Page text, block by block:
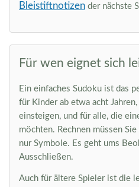
Bleistiftnotizen der nächste
Für wen eignet sich
Ein einfaches Sudoku ist das
für Kinder ab etwa acht
einsteigen, und für alle, die
möchten. Rechnen müssen
nur Symbole. Es geht ums
Ausschließen.
Auch für ältere Spieler ist die